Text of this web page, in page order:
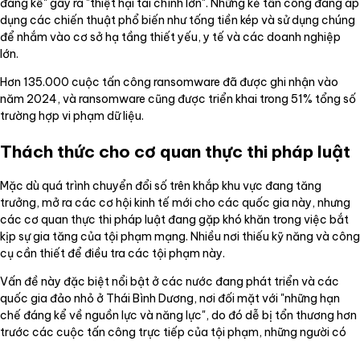
đáng kể" gây ra "thiệt hại tài chính lớn". Những kẻ tấn công đang áp
dụng các chiến thuật phổ biến như tống tiền kép và sử dụng chúng
để nhắm vào cơ sở hạ tầng thiết yếu, y tế và các doanh nghiệp
lớn.
Hơn 135.000 cuộc tấn công ransomware đã được ghi nhận vào
năm 2024, và ransomware cũng được triển khai trong 51% tổng số
trường hợp vi phạm dữ liệu.
Thách thức cho cơ quan thực thi pháp luật
Mặc dù quá trình chuyển đổi số trên khắp khu vực đang tăng
trưởng, mở ra các cơ hội kinh tế mới cho các quốc gia này, nhưng
các cơ quan thực thi pháp luật đang gặp khó khăn trong việc bắt
kịp sự gia tăng của tội phạm mạng. Nhiều nơi thiếu kỹ năng và công
cụ cần thiết để điều tra các tội phạm này.
Vấn đề này đặc biệt nổi bật ở các nước đang phát triển và các
quốc gia đảo nhỏ ở Thái Bình Dương, nơi đối mặt với "những hạn
chế đáng kể về nguồn lực và năng lực", do đó dễ bị tổn thương hơn
trước các cuộc tấn công trực tiếp của tội phạm, những người có